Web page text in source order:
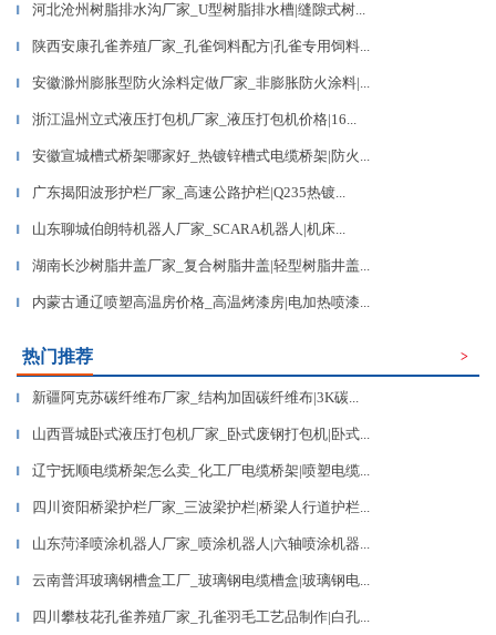
▎ 河北沧州树脂排水沟厂家_U型树脂排水槽|缝隙式树...
▎ 陕西安康孔雀养殖厂家_孔雀饲料配方|孔雀专用饲料...
▎ 安徽滁州膨胀型防火涂料定做厂家_非膨胀防火涂料|...
▎ 浙江温州立式液压打包机厂家_液压打包机价格|16...
▎ 安徽宣城槽式桥架哪家好_热镀锌槽式电缆桥架|防火...
▎ 广东揭阳波形护栏厂家_高速公路护栏|Q235热镀...
▎ 山东聊城伯朗特机器人厂家_SCARA机器人|机床...
▎ 湖南长沙树脂井盖厂家_复合树脂井盖|轻型树脂井盖...
▎ 内蒙古通辽喷塑高温房价格_高温烤漆房|电加热喷漆...
热门推荐 >
▎ 新疆阿克苏碳纤维布厂家_结构加固碳纤维布|3K碳...
▎ 山西晋城卧式液压打包机厂家_卧式废钢打包机|卧式...
▎ 辽宁抚顺电缆桥架怎么卖_化工厂电缆桥架|喷塑电缆...
▎ 四川资阳桥梁护栏厂家_三波梁护栏|桥梁人行道护栏...
▎ 山东菏泽喷涂机器人厂家_喷涂机器人|六轴喷涂机器...
▎ 云南普洱玻璃钢槽盒工厂_玻璃钢电缆槽盒|玻璃钢电...
▎ 四川攀枝花孔雀养殖厂家_孔雀羽毛工艺品制作|白孔...